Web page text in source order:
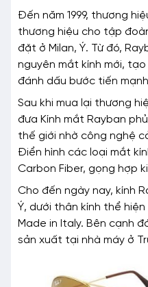
Đến năm 1999, thương
thương hiệu cho tập
đặt ở Milan, Ý. Từ đó,
nguyên mắt kính mới,
đánh dấu bước tiến
Sau khi mua lại thương
đưa Kính mắt Rayban
thế giới nhờ công nghệ
Điển hình các loại mắt
Carbon Fiber, gọng hợp
Cho đến ngày nay, kính
Ý, dưới thân kính thể
Made in Italy. Bên cạnh
sản xuất tại nhà máy ở